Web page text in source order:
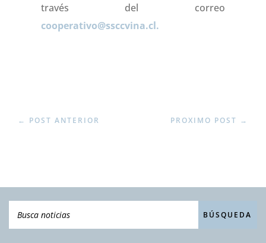
través del correo
cooperativo@ssccvina.cl.
← POST ANTERIOR PROXIMO POST →